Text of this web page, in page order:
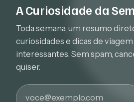
A Curiosidade da
Toda semana, um resumo
curiosidades e dicas de
interessantes. Sem spam,
quiser.
E-mail